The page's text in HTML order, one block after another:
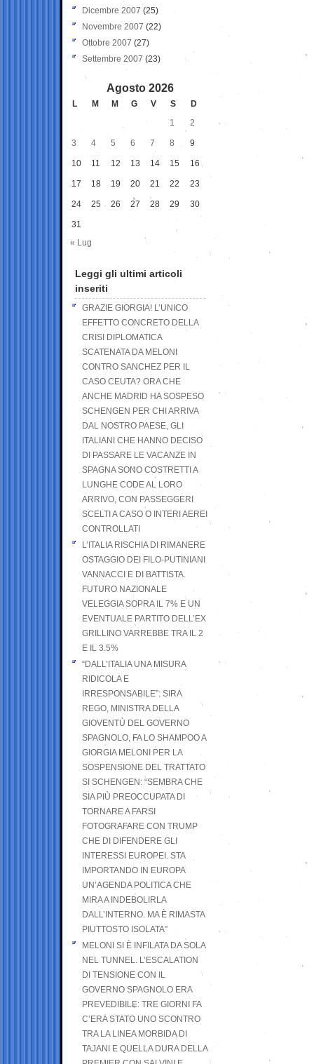
Dicembre 2007 (25)
Novembre 2007 (22)
Ottobre 2007 (27)
Settembre 2007 (23)
Agosto 2026
L M M G V S
D
1
2
3 4 5 6 7 8 9
10 11 12 13 14 15 16
17 18 19 20 21 22 23
24 25 26 27 28 29 30
31
« Lug
Leggi gli ultimi articoli
inseriti
GRAZIE GIORGIA! L’UNICO
EFFETTO CONCRETO DELLA
CRISI DIPLOMATICA
SCATENATA DA MELONI
CONTRO SANCHEZ PER IL
CASO CEUTA? ORA CHE
ANCHE MADRID HA SOSPESO
SCHENGEN PER CHI ARRIVA
DAL NOSTRO PAESE, GLI
ITALIANI CHE HANNO DECISO
DI PASSARE LE VACANZE IN
SPAGNA SONO COSTRETTI A
LUNGHE CODE AL LORO
ARRIVO, CON PASSEGGERI
SCELTI A CASO O INTERI AEREI
CONTROLLATI
L’ITALIA RISCHIA DI RIMANERE
OSTAGGIO DEI FILO-PUTINIANI
VANNACCI E DI BATTISTA.
FUTURO NAZIONALE
VELEGGIA SOPRA IL 7% E UN
EVENTUALE PARTITO DELL’EX
GRILLINO VARREBBE TRA IL 2
E IL 3.5%
“DALL’ITALIA UNA MISURA
RIDICOLA E
IRRESPONSABILE”: SIRA
REGO, MINISTRA DELLA
GIOVENTÙ DEL GOVERNO
SPAGNOLO, FA LO SHAMPOO A
GIORGIA MELONI PER LA
SOSPENSIONE DEL TRATTATO
SI SCHENGEN: “SEMBRA CHE
SIA PIÙ PREOCCUPATA DI
TORNARE A FARSI
FOTOGRAFARE CON TRUMP
CHE DI DIFENDERE GLI
INTERESSI EUROPEI. STA
IMPORTANDO IN EUROPA
UN’AGENDA POLITICA CHE
MIRA A INDEBOLIRLA
DALL’INTERNO. MA È RIMASTA
PIUTTOSTO ISOLATA”
MELONI SI È INFILATA DA SOLA
NEL TUNNEL. L’ESCALATION
DI TENSIONE CON IL
GOVERNO SPAGNOLO ERA
PREVEDIBILE: TRE GIORNI FA
C’ERA STATO UNO SCONTRO
TRA LA LINEA MORBIDA DI
TAJANI E QUELLA DURA DELLA